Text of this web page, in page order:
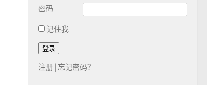
密码
记住我
注册 | 忘记密码？